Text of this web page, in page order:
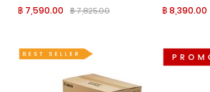
฿ 7,590.00 ฿ 7,825.00 ฿ 8,390.00